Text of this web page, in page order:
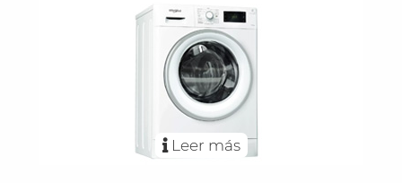
Leer más